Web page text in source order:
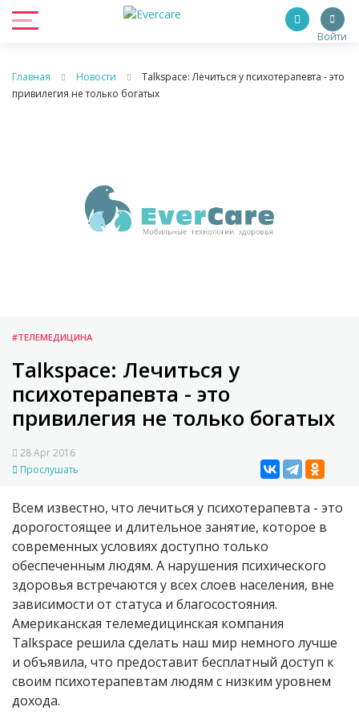
Войти
Главная Новости
Talkspace: Лечиться у психотерапевта - это
привилегия не только богатых
#ТЕЛЕМЕДИЦИНА
Talkspace: Лечиться у
психотерапевта - это
привилегия не только богатых
28 Apr 2016
Прослушать
Всем известно, что лечиться у психотерапевта - это
дорогостоящее и длительное занятие, которое в
современных условиях доступно только
обеспеченным людям. А нарушения психического
здоровья встречаются у всех слоев населения, вне
зависимости от статуса и благосостояния.
Американская телемедицинская компания
Talkspace решила сделать наш мир немного лучше
и объявила, что предоставит бесплатный доступ к
своим психотерапевтам людям с низким уровнем
дохода.